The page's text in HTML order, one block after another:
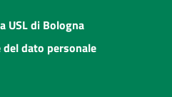
USL di Bologna
dato personale